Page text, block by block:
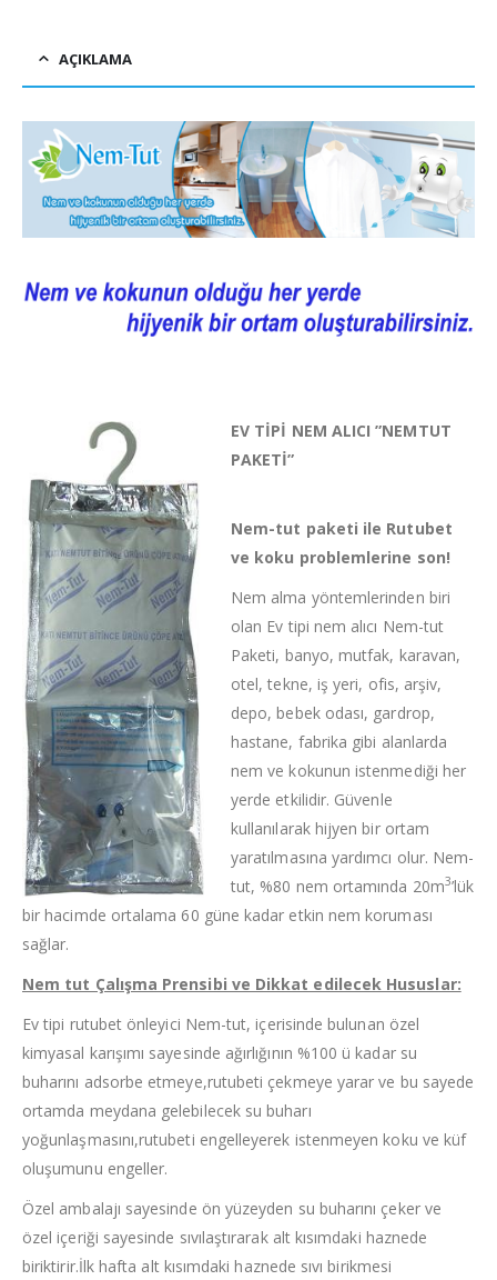
AÇIKLAMA
EV TİPİ NEM ALICI ”NEMTUT
PAKETİ”
Nem-tut paketi ile Rutubet
ve koku problemlerine son!
Nem alma yöntemlerinden biri
olan Ev tipi nem alıcı Nem-tut
Paketi, banyo, mutfak, karavan,
otel, tekne, iş yeri, ofis, arşiv,
depo, bebek odası, gardrop,
hastane, fabrika gibi alanlarda
nem ve kokunun istenmediği her
yerde etkilidir. Güvenle
kullanılarak hijyen bir ortam
yaratılmasına yardımcı olur. Nem-
tut, %80 nem ortamında 20m3’lük
bir hacimde ortalama 60 güne kadar etkin nem koruması
sağlar.
Nem tut Çalışma Prensibi ve Dikkat edilecek Hususlar:
Ev tipi rutubet önleyici Nem-tut, içerisinde bulunan özel
kimyasal karışımı sayesinde ağırlığının %100 ü kadar su
buharını adsorbe etmeye,rutubeti çekmeye yarar ve bu sayede
ortamda meydana gelebilecek su buharı
yoğunlaşmasını,rutubeti engelleyerek istenmeyen koku ve küf
oluşumunu engeller.
Özel ambalajı sayesinde ön yüzeyden su buharını çeker ve
özel içeriği sayesinde sıvılaştırarak alt kısımdaki haznede
biriktirir.İlk hafta alt kısımdaki haznede sıvı birikmesi